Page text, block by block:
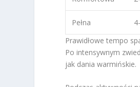
Pełna
Prawidłowe tempo
Po intensywnym
jak dania warmińskie.